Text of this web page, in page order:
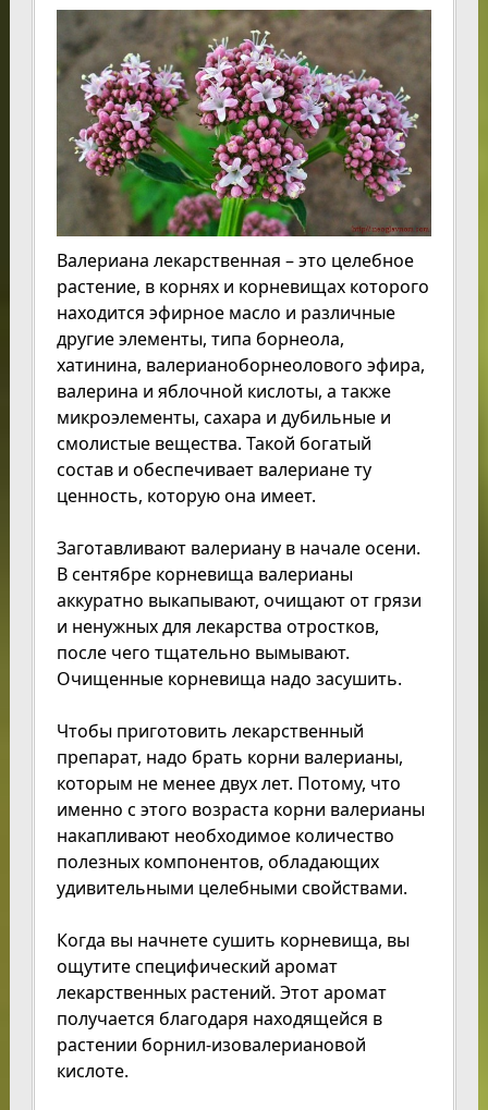
Валериана лекарственная – это целебное
растение, в корнях и корневищах которого
находится эфирное масло и различные
другие элементы, типа борнеола,
хатинина, валерианоборнеолового эфира,
валерина и яблочной кислоты, а также
микроэлементы, сахара и дубильные и
смолистые вещества. Такой богатый
состав и обеспечивает валериане ту
ценность, которую она имеет.
Заготавливают валериану в начале осени.
В сентябре корневища валерианы
аккуратно выкапывают, очищают от грязи
и ненужных для лекарства отростков,
после чего тщательно вымывают.
Очищенные корневища надо засушить.
Чтобы приготовить лекарственный
препарат, надо брать корни валерианы,
которым не менее двух лет. Потому, что
именно с этого возраста корни валерианы
накапливают необходимое количество
полезных компонентов, обладающих
удивительными целебными свойствами.
Когда вы начнете сушить корневища, вы
ощутите специфический аромат
лекарственных растений. Этот аромат
получается благодаря находящейся в
растении борнил-изовалериановой
кислоте.